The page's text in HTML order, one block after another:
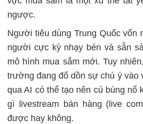
ngược.
Người tiêu dùng Trung Quốc vốn
người cực kỳ nhạy bén và sẵn
mô hình mua sắm mới. Tuy
trường đang đổ dồn sự chú ý vào
qua AI có thể tạo nên cú bùng nổ
gì livestream bán hàng (live
được hay không.